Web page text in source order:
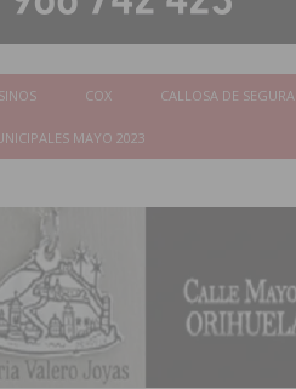
COX CALLOSA DE SEGURA
MAYO 2023